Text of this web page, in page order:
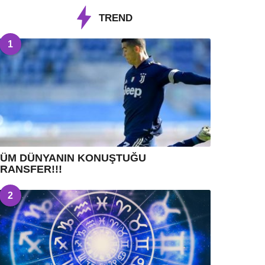
TREND
1
DÜNYANIN KONUŞTUĞU
2